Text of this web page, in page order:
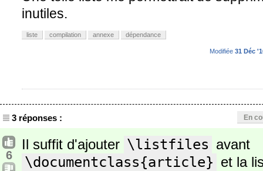
inutiles.
liste compilation annexe dépendance
Modifiée 31 Déc
3 réponses : En
6
Il suffit d'ajouter \listfiles avant
\documentclass{article} et la